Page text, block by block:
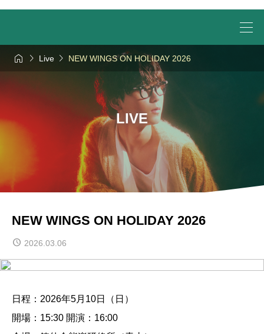
  Live  NEW WINGS ON HOLIDAY 2026
LIVE
NEW WINGS ON HOLIDAY 2026
2026.03.06
日程：2026年5月10日（日）
開場：15:30 開演：16:00